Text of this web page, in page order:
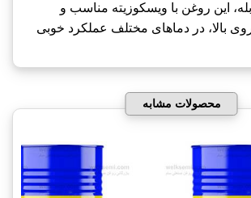
بله، این روغن با ویسکوزیته مناسب و
بالا، در دماهای مختلف عملکرد خوبی
محصولات مشابه